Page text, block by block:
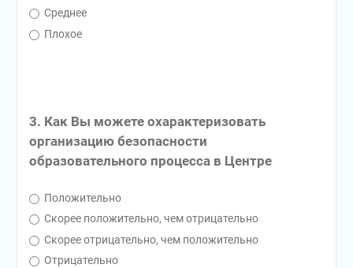
Среднее
Плохое
3. Как Вы можете охарактеризовать
организацию безопасности
образовательного процесса в Центре
Положительно
Скорее положительно, чем отрицательно
Скорее отрицательно, чем положительно
Отрицательно